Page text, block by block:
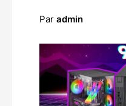
Par admin